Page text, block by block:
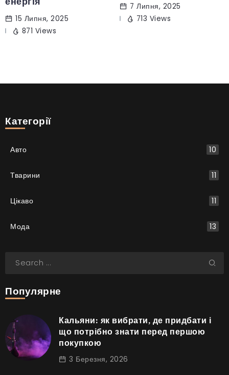
15 Липня, 2025
871 Views
7 Липня, 2025
713 Views
Категорії
Авто 10
Тварини 11
Цікаво 11
Мода 13
Популярне
Кальяни: як вибрати, де придбати і
що потрібно знати перед першою
покупкою
3 Березня, 2026